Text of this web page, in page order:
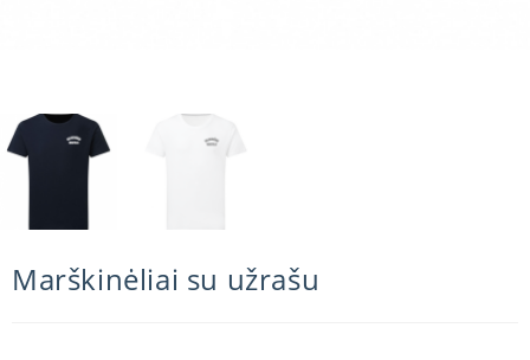
Marškinėliai su užrašu